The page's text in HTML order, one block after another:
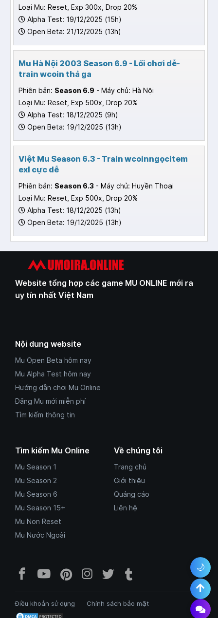
Loại Mu: Reset, Exp 300x, Drop 20%
Alpha Test: 19/12/2025 (15h)
Open Beta: 21/12/2025 (13h)
Mu Hà Nội 2003 Season 6.9 - Lối chơi dễ-
train wcoin thả ga
Phiên bản: Season 6.9 - Máy chủ: Hà Nội
Loại Mu: Reset, Exp 500x, Drop 20%
Alpha Test: 18/12/2025 (9h)
Open Beta: 19/12/2025 (13h)
Việt Mu Season 6.3 - Train wcoinngọcitem
exl cực dễ
Phiên bản: Season 6.3 - Máy chủ: Huyền Thoại
Loại Mu: Reset, Exp 500x, Drop 20%
Alpha Test: 18/12/2025 (13h)
Open Beta: 19/12/2025 (13h)
🌙
Website tổng hợp các game MU ONLINE mới ra
uy tín nhất Việt Nam
Nội dung website
Mu Open Beta hôm nay
Mu Alpha Test hôm nay
Hướng dẫn chơi Mu Online
Đăng Mu mới miễn phí
Tìm kiếm thông tin
Tìm kiếm Mu Online
Mu Season 1
Mu Season 2
Mu Season 6
Mu Season 15+
Mu Non Reset
Mu Nước Ngoài
Về chúng tôi
Trang chủ
Giới thiệu
Quảng cáo
Liên hệ
Facebook Mu Mới Ra -
YouTube Mu Mới Ra - Kênh
Pinterest Mumoira.online -
Instagram
TwitterTumblr Mu Mới
Điều khoản sử dụng Chính sách bảo mật